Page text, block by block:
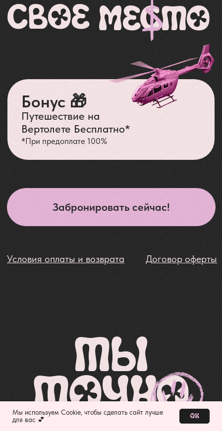
Мы используем Cookie, чтобы сделать сайт лучше
для вас 💕
Ок
и гармонии
Желание раньше
Ну и, конечно,
преисполнишься в
своем познании